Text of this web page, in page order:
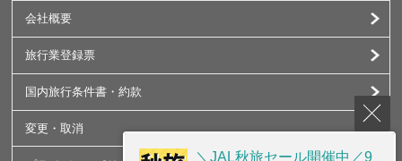
会社概要
旅行業登録票
国内旅行条件書・約款
変更・取消
＼JAL秋旅セール開催中／9